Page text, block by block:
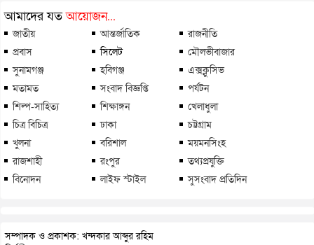
আমাদের যতআয়োজন...
জাতীয় আন্তর্জাতিক
রাজনীতি
প্রবাস
সিলেট
মৌলভীবাজার
সুনামগঞ্জ
হবিগঞ্জ
এক্সক্লুসিভ
মতামত
সংবাদ বিজ্ঞপ্তি
পর্যটন
শিল্প-সাহিত্য
শিক্ষাঙ্গন
খেলাধুলা
চিত্র বিচিত্র
ঢাকা
চট্টগ্রাম
খুলনা
বরিশাল
ময়মনসিংহ
রাজশাহী
রংপুর
তথ্যপ্রযুক্তি
বিনোদন
লাইফ স্টাইল সুসংবাদ প্রতিদিন
সম্পাদক ও প্রকাশক: খন্দকার আব্দুর রহিম